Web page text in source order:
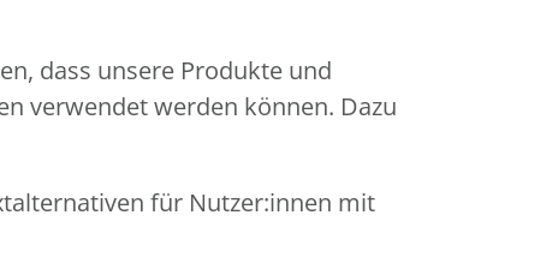
dass unsere Produkte und
verwendet werden können. Dazu
für Nutzer:innen mit